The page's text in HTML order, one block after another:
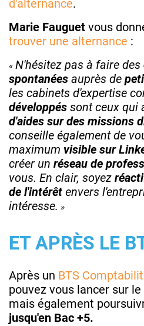
d'alternance.
Marie Fauguet vous
trouver une alternance :
N'hésitez pas à faire des
spontanées auprès de
les cabinets d'expertise
développés sont ceux qui
d'aides sur des missions
conseille également de
maximum visible sur
créer un réseau de
vous. En clair, soyez
de l'intérêt envers
intéresse.
ET APRÈS LE
Après un BTS
pouvez vous lancer sur
mais également
jusqu'en Bac +5.